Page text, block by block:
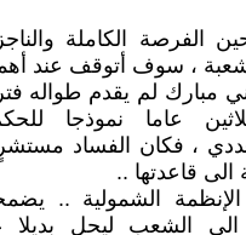
الفرصة الكاملة
، سوف أتوقف عند
مبارك لم يقدم طواله
عاما نموذجا
، فكان الفساد
قاعدتها ..
الإنظمة الشمولية ..
الى الشعب ليحل بديلا